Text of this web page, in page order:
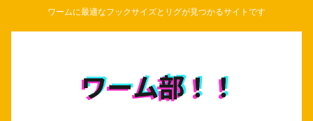
ワームに最適なフックサイズとリグが見つかるサイトです